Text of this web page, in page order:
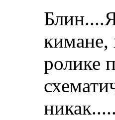
кимане,
ролике